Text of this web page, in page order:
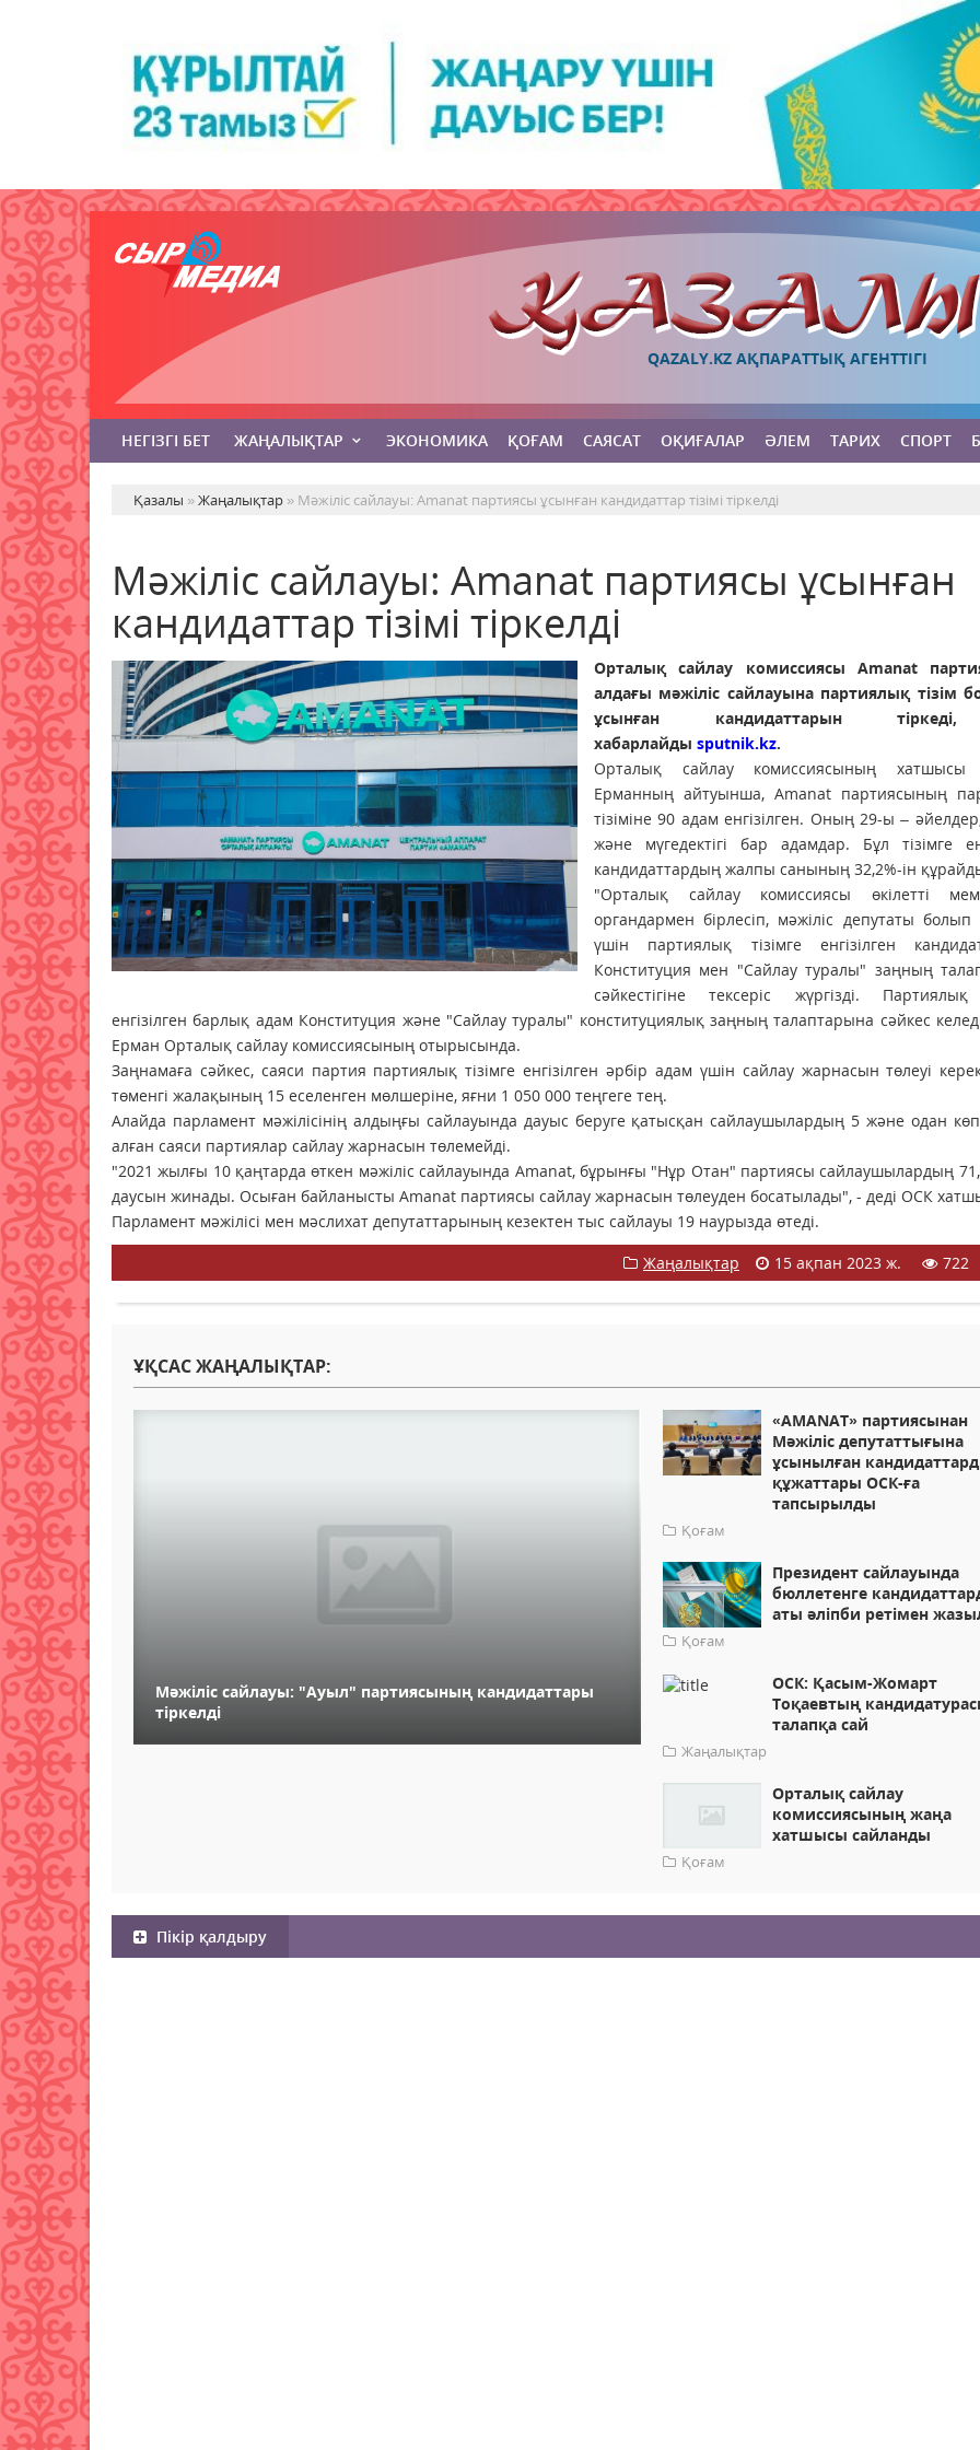
QAZALY.KZ АҚПАРАТТЫҚ АГЕНТТІГІ
НЕГІЗГІ БЕТ ЖАҢАЛЫҚТАР ЭКОНОМИКА ҚОҒАМ САЯСАТ ОҚИҒАЛАР ӘЛЕМ ТАРИХ СПОРТ
Қазалы »Жаңалықтар » Мәжіліс сайлауы: Amanat партиясы ұсынған кандидаттар тізімі тіркелді
Мәжіліс сайлауы: Amanat партиясы ұсынған
кандидаттар тізімі тіркелді
Орталық сайлау комиссиясы Amanat
алдағы мәжіліс сайлауына партиялық тізім
ұсынған кандидаттарын
хабарлайды sputnik.kz.
Орталық сайлау комиссиясының хатшысы
Ерманның айтуынша, Amanat партиясының
тізіміне 90 адам енгізілген. Оның 29-ы –
және мүгедектігі бар адамдар. Бұл тізімге
кандидаттардың жалпы санының 32,2%-ін
"Орталық сайлау комиссиясы өкілетті
органдармен бірлесіп, мәжіліс депутаты болып
үшін партиялық тізімге енгізілген
Конституция мен "Сайлау туралы" заңның
сәйкестігіне тексеріс жүргізді. Партиялық
енгізілген барлық адам Конституция және "Сайлау туралы" конституциялық заңның талаптарына сәйкес
Ерман Орталық сайлау комиссиясының отырысында.
Заңнамаға сәйкес, саяси партия партиялық тізімге енгізілген әрбір адам үшін сайлау жарнасын төлеуі
төменгі жалақының 15 еселенген мөлшеріне, яғни 1 050 000 теңгеге тең.
Алайда парламент мәжілісінің алдыңғы сайлауында дауыс беруге қатысқан сайлаушылардың 5 және одан
алған саяси партиялар сайлау жарнасын төлемейді.
"2021 жылғы 10 қаңтарда өткен мәжіліс сайлауында Amanat, бұрынғы "Нұр Отан" партиясы сайлаушылардың
даусын жинады. Осыған байланысты Amanat партиясы сайлау жарнасын төлеуден босатылады", - деді ОСК
Парламент мәжілісі мен мәслихат депутаттарының кезектен тыс сайлауы 19 наурызда өтеді.
Жаңалықтар
15 ақпан 2023 ж. 722
ҰҚСАС ЖАҢАЛЫҚТАР:
Мәжіліс сайлауы: "Ауыл" партиясының кандидаттары
тіркелді
«AMANAT» партиясынан
Мәжіліс депутаттығына
ұсынылған
құжаттары ОСК-ға
тапсырылды
Қоғам
Президент сайлауында
бюллетенге
аты әліпби ретімен
Қоғам
ОСК: Қасым-Жомарт
Тоқаевтың
талапқа сай
Жаңалықтар
Орталық сайлау
комиссиясының жаңа
хатшысы сайланды
Қоғам
Пікір қалдыру